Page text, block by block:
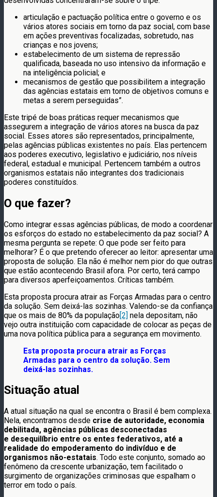
articulação e pactuação política entre o governo e os
vários atores sociais em torno da paz social, com base
em ações preventivas focalizadas, sobretudo, nas
crianças e nos jovens;
estabelecimento de um sistema de repressão
qualificada, baseada no uso intensivo da informação e
na inteligência policial; e
mecanismos de gestão que possibilitem a integração
das agências estatais em torno de objetivos comuns e
metas a serem perseguidas”.
Este tripé de boas práticas requer mecanismos que
assegurem a integração de vários atores na busca da paz
social. Esses atores são representados, principalmente,
pelas agências públicas existentes no país. Elas pertencem
aos poderes executivo, legislativo e judiciário, nos níveis
federal, estadual e municipal. Pertencem também a outros
organismos estatais não integrantes dos tradicionais
poderes constituídos.
O que fazer?
Como integrar essas agências públicas, de modo a coordenar
os esforços do estado no estabelecimento da paz social? A
mesma pergunta se repete: O que pode ser feito para
melhorar? É o que pretendo oferecer ao leitor: apresentar uma
proposta de solução. Ela não é melhor nem pior do que outras
que estão acontecendo Brasil afora. Por certo, terá campo
para diversos aperfeiçoamentos. Críticas também.
Esta proposta procura atrair as Forças Armadas para o centro
da solução. Sem deixá-las sozinhas. Valendo-se da confiança
que os mais de 80% da população[2] nela depositam, não
vejo outra instituição com capacidade de colocar as peças de
uma nova política pública para a segurança em movimento.
Esta proposta procura atrair as Forças
Armadas para o centro da solução. Sem
deixá-las sozinhas.
Situação atual
A atual situação na qual se encontra o Brasil é bem complexa.
Nela, encontramos desde crise de autoridade, economia
debilitada, agências públicas desconectadas
e desequilíbrio entre os entes federativos, até a
realidade do empoderamento do indivíduo e de
organismos não-estatais. Todo este conjunto, somado ao
fenômeno da crescente urbanização, tem facilitado o
surgimento de organizações criminosas que espalham o
terror em todo o país.